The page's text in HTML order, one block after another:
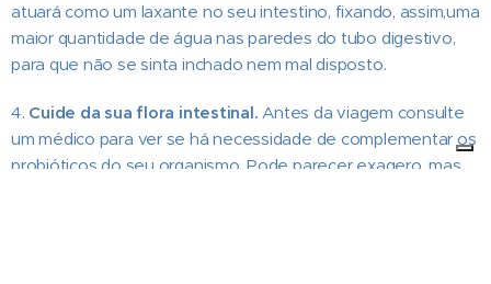
atuará como um laxante no seu intestino, fixando, assim,uma
maior quantidade de água nas paredes do tubo digestivo,
para que não se sinta inchado nem mal disposto.
4. Cuide da sua flora intestinal. Antes da viagem consulte
um médico para ver se há necessidade de complementar os
probióticos do seu organismo. Pode parecer exagero, mas